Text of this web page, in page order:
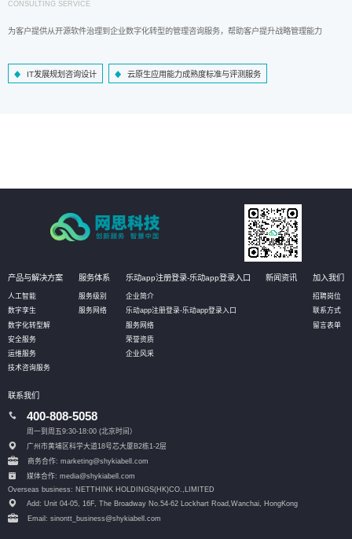
CONSULTING SERVICE
为客户提供从开源软件治理到企业数字化转型的管理咨询服务，帮助客户提升战略管理能力
IT发展规划咨询设计 云原生应用能力成熟度标准与评测服务
产品与解决方案
人工智能
数字孪生
数字化转型解
安全服务
运维服务
技术咨询服务
服务体系
服务级别
服务网络
乐动app注册登录-乐动app登录入口
企业简介
乐动app注册登录-乐动app登录入口
服务网络
荣誉资质
企业风采
新闻资讯 加入我们
招聘岗位
联系方式
留言表单
联系我们
400-808-5058
周一到周五9:30-18:00 (北京时间）
广州市黄埔区科学大道18号芯大厦B2栋1-2层
商务合作: marketing@shykiabell.com
媒体合作: media@shykiabell.com
Overseas business: NETTHINK HOLDINGS(HK)CO.,LIMITED
Add: Unit 04-05, 16F, The Broadway No.54-62 Lockhart Road, Wanchai, HongKong
Email: sinontt_business@shykiabell.com